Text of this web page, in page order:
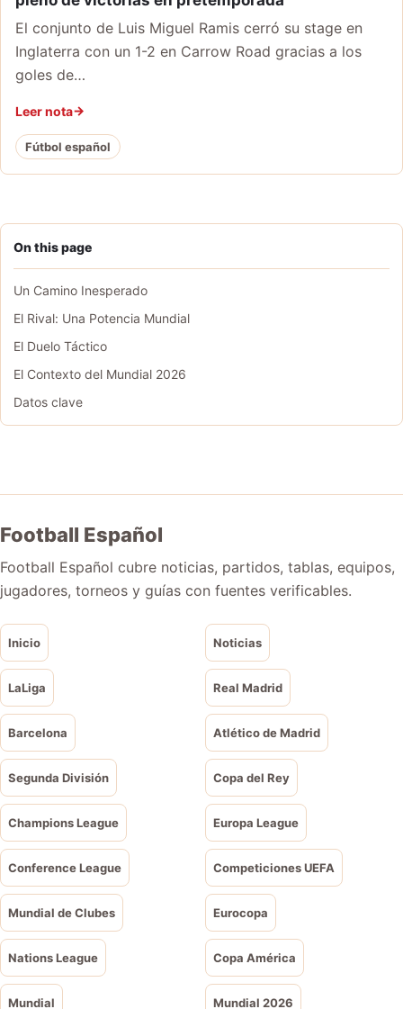
On this page
Un Camino Inesperado
El Rival: Una Potencia Mundial
El Duelo Táctico
El Contexto del Mundial 2026
Datos clave
El conjunto de Luis Miguel Ramis cerró su stage en
Inglaterra con un 1-2 en Carrow Road gracias a los
goles de…
Leer nota
Fútbol español
Football Español
Football Español cubre noticias, partidos, tablas, equipos,
jugadores, torneos y guías con fuentes verificables.
Inicio Noticias
LaLiga Real Madrid
Barcelona Atlético de Madrid
Segunda División Copa del Rey
Champions League Europa League
Conference League Competiciones UEFA
Mundial de Clubes Eurocopa
Nations League Copa América
Mundial Mundial 2026